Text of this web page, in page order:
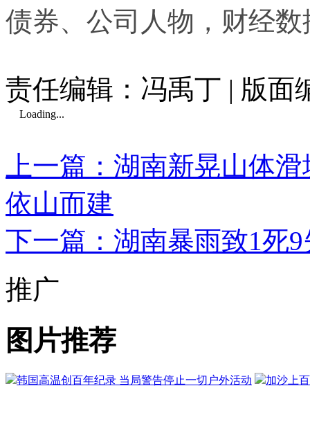
债券、公司人物，财经
责任编辑：冯禹丁 | 版面
Loading...
上一篇：湖南新晃山体
依山而建
下一篇：湖南暴雨致1死
推广
图片推荐
韩国高温创百年纪录 当局警告停止一切户外活动 加沙上